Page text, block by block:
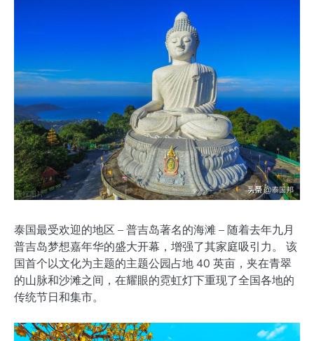
泰国最受欢迎的地区 – 普吉岛著名的海滩 – 随着去年九月
普吉岛梦想嘉年华的盛大开幕，增强了其家庭吸引力。 该
国首个以文化为主题的主题公园占地 40 英亩，夹在青翠
的山脉和沙滩之间，在耀眼的霓虹灯下重现了全国各地的
传统节日和集市。